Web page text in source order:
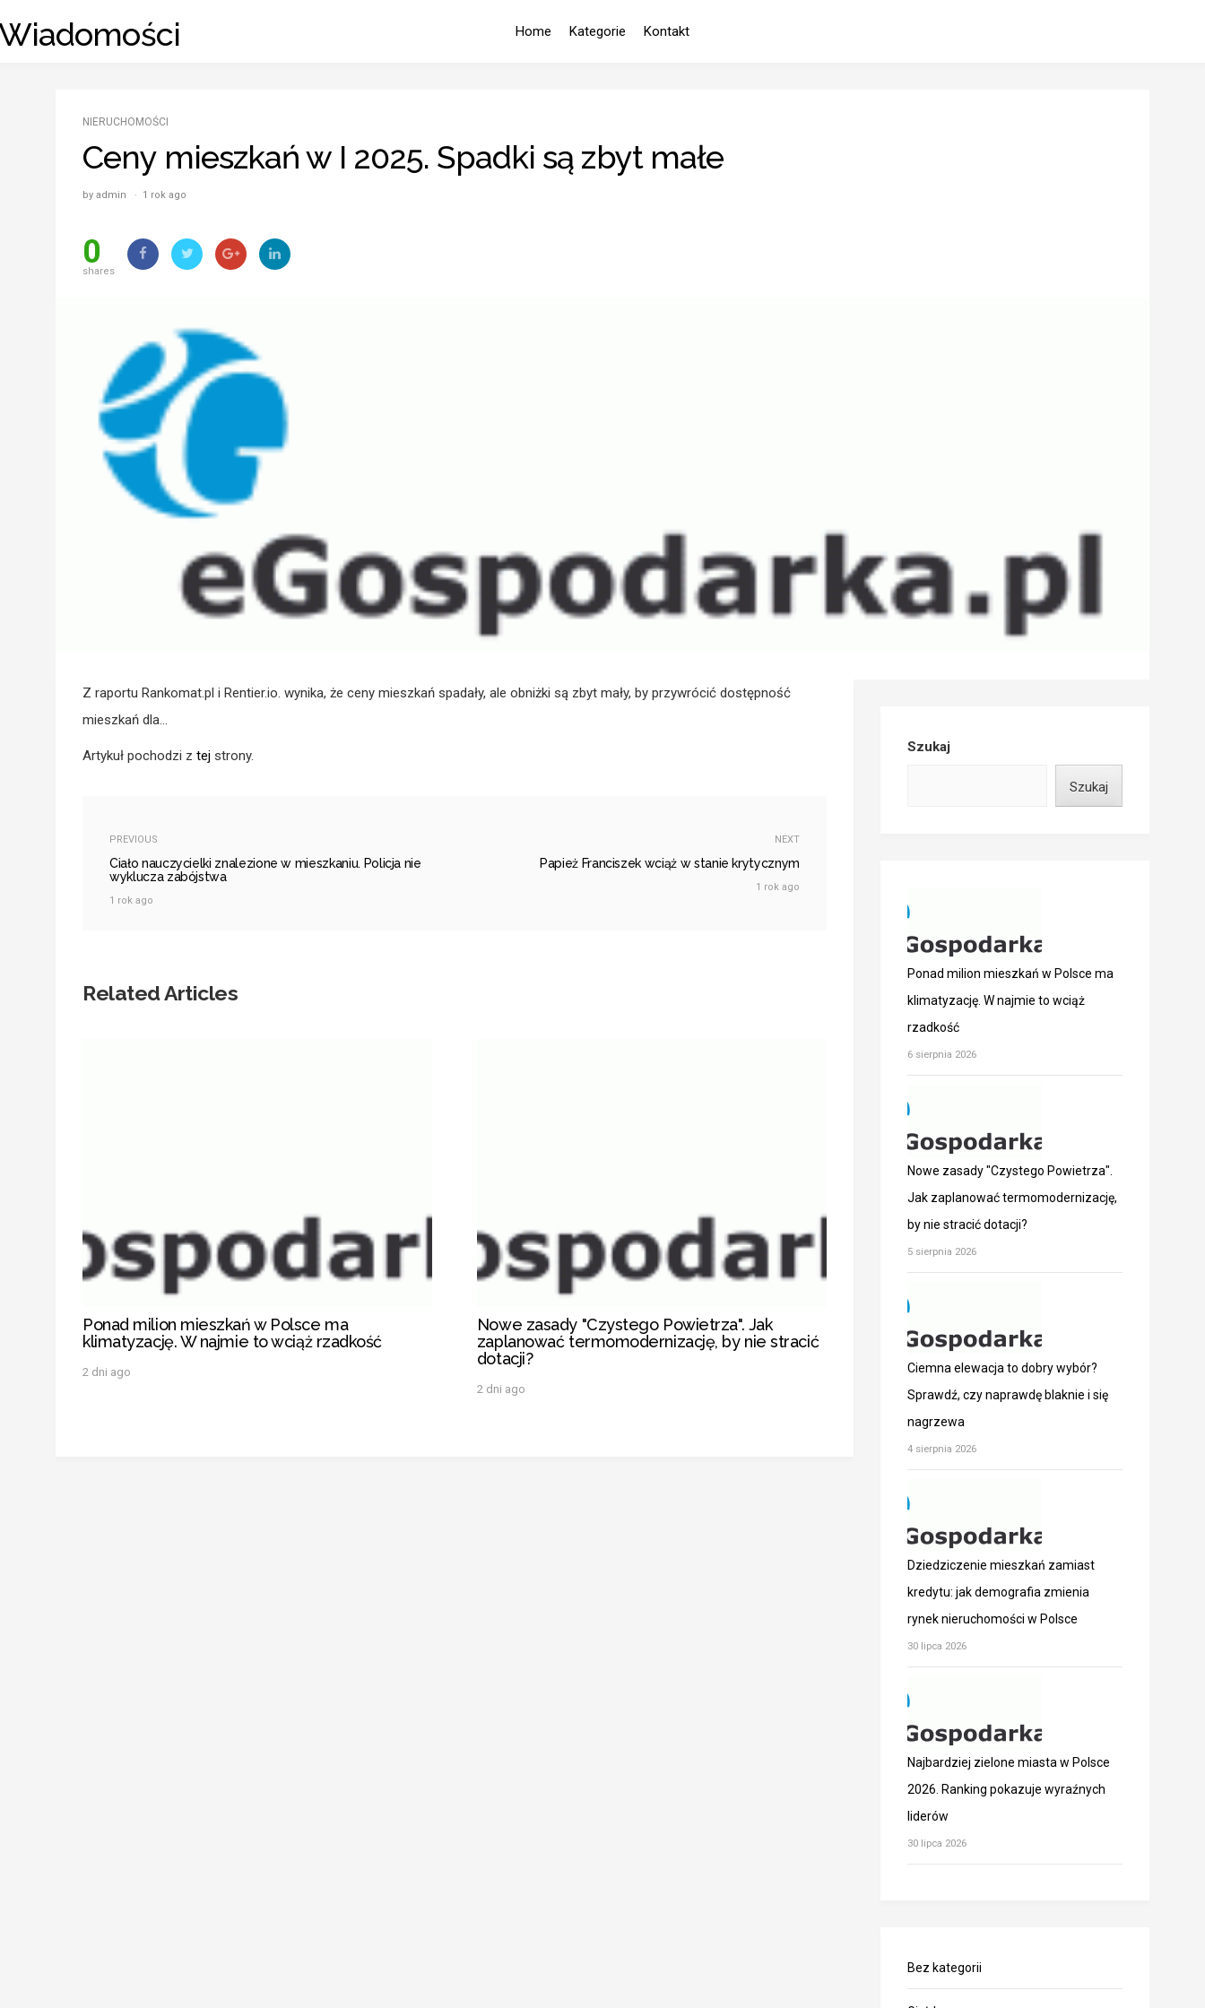
to Wiadomości Home Kategorie Kontakt
NIERUCHOMOŚCI
Ceny mieszkań w I 2025. Spadki są zbyt małe
by admin · 1 rok ago
0
shares
Z raportu Rankomat.pl i Rentier.io. wynika, że ceny mieszkań spadały, ale obniżki są zbyt mały, by przywrócić dostępność
mieszkań dla…
Artykuł pochodzi z tej strony.
PREVIOUS
Ciało nauczycielki znalezione w mieszkaniu. Policja nie
wyklucza zabójstwa
1 rok ago
NEXT
Papież Franciszek wciąż w stanie krytycznym
1 rok ago
Related Articles
Ponad milion mieszkań w Polsce ma
klimatyzację. W najmie to wciąż rzadkość
2 dni ago
Nowe zasady "Czystego Powietrza". Jak
zaplanować termomodernizację, by nie stracić
dotacji?
2 dni ago
Szukaj
Szukaj
Ponad milion mieszkań w Polsce ma
klimatyzację. W najmie to wciąż
rzadkość
6 sierpnia 2026
Nowe zasady "Czystego Powietrza".
Jak zaplanować termomodernizację,
by nie stracić dotacji?
5 sierpnia 2026
Ciemna elewacja to dobry wybór?
Sprawdź, czy naprawdę blaknie i się
nagrzewa
4 sierpnia 2026
Dziedziczenie mieszkań zamiast
kredytu: jak demografia zmienia
rynek nieruchomości w Polsce
30 lipca 2026
Najbardziej zielone miasta w Polsce
2026. Ranking pokazuje wyraźnych
liderów
30 lipca 2026
Bez kategorii